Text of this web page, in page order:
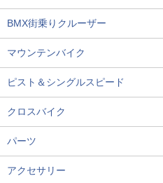
BMX街乗りクルーザー
マウンテンバイク
ピスト＆シングルスピード
クロスバイク
パーツ
アクセサリー